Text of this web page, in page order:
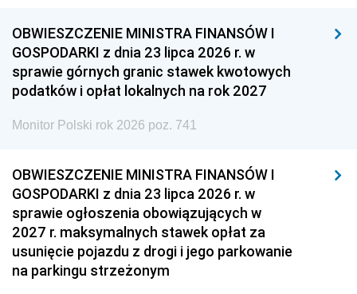
OBWIESZCZENIE MINISTRA FINANSÓW I
GOSPODARKI z dnia 23 lipca 2026 r. w
sprawie górnych granic stawek kwotowych
podatków i opłat lokalnych na rok 2027
Monitor Polski rok 2026 poz. 741
OBWIESZCZENIE MINISTRA FINANSÓW I
GOSPODARKI z dnia 23 lipca 2026 r. w
sprawie ogłoszenia obowiązujących w
2027 r. maksymalnych stawek opłat za
usunięcie pojazdu z drogi i jego parkowanie
na parkingu strzeżonym